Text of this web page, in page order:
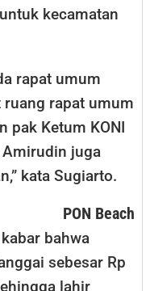
kecamatan
rapat umum
rapat umum
pak Ketum KONI
juga
kata Sugiarto.
PON Beach
bahwa
sebesar Rp
lahir